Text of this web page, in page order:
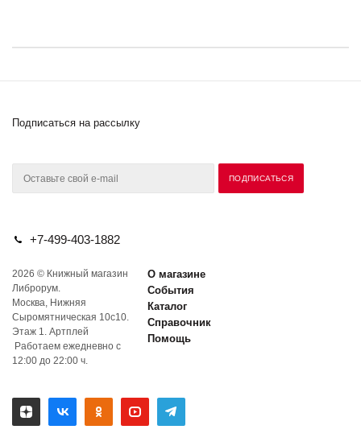
Подписаться на рассылку
+7-499-403-1882
2026 © Книжный магазин
Либрорум.
Москва, Нижняя
Сыромятническая 10с10.
Этаж 1. Артплей
Работаем ежедневно с
12:00 до 22:00 ч.
О магазине
События
Каталог
Справочник
Помощь